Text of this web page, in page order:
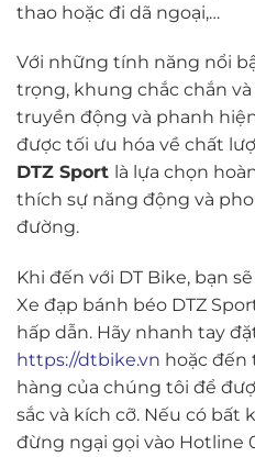
thao hoặc đi dã ngoại,…
Với những tính năng nổi
trọng, khung chắc chắn
truyền động và phanh
được tối ưu hóa về chất
DTZ Sport là lựa chọn
thích sự năng động và
đường.
Khi đến với DT Bike, bạn
Xe đạp bánh béo DTZ
hấp dẫn. Hãy nhanh tay
https://dtbike.vn hoặc
hàng của chúng tôi để
sắc và kích cỡ. Nếu có bất
đừng ngại gọi vào Hotline